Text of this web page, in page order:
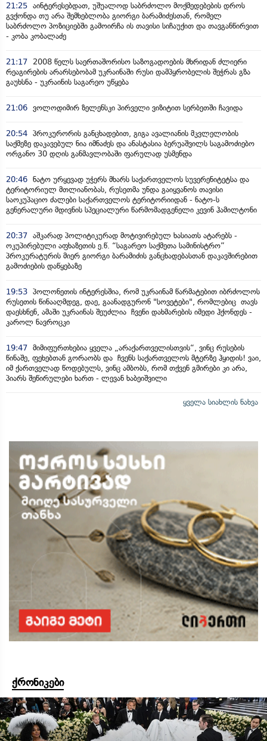
21:25 აინტერესებდათ, უშუალოდ საბრძოლო მოქმედებების დროს
გვქონდა თუ არა შემხებლობა გიორგი ბარამიძესთან, რომელ
საბრძოლო პოზიციებში გამოირჩა ის თავისი სიჩაუქით და თავგანწირვით
- კობა კობალაძე
21:17
2008 წელს საერთაშორისო საზოგადოების მხრიდან ძლიერი
რეაგირების არარსებობამ უკრაინაში რუსი დამპყრობელის შეჭრას გზა
გაუხსნა - უკრაინის საგარეო უწყება
21:06 ვოლოდიმირ ზელენსკი პირველი ვიზიტით სერბეთში ჩავიდა
20:54 პროკურორის განცხადებით, გიგა ავალიანის მკვლელობის
საქმეზე დაკავებულ ნია იმნაძეს და ანასტასია ბერუაშვილს საგამოძიებო
ორგანო 30 დღის განმავლობაში ფარულად უსმენდა
20:46 ნატო ურყევად უჭერს მხარს საქართველოს სუვერენიტეტსა და
ტერიტორიულ მთლიანობას, რუსეთმა უნდა გაიყვანოს თავისი
საოკუპაციო ძალები საქართველოს ტერიტორიიდან - ნატო-ს
გენერალური მდივნის სპეციალური წარმომადგენელი კევინ ჰამილტონი
20:37 აშკარად პოლიტიკურად მოტივირებულ ხასიათს ატარებს -
ოკუპირებული აფხაზეთის ე.წ. “საგარეო საქმეთა სამინისტრო”
პროკურატურის მიერ გიორგი ბარამიძის განცხადებასთან დაკავშირებით
გამოძიების დაწყებაზე
19:53 პოლონეთის ინტერესშია, რომ უკრაინამ წარმატებით იბრძოლოს
რუსეთის წინააღმდეგ, დაე, გაანადგურონ "სოვეტები", რომლებიც თავს
დაესხნენ, ამაში უკრაინას შეუძლია ჩვენი დახმარების იმედი ჰქონდეს -
კაროლ ნავროცკი
19:47 მიმიფურთხებია ყველა „არაქართველისთვის“, ვინც რუსების
წინაშე, ფეხებთან გორაობს და ჩვენს საქართველოს მტერზე ჰყიდის! ვაი,
იმ ქართველად წოდებულს, ვინც ამბობს, რომ თქვენ გმირები კი არა,
პიარს შეწირულები ხართ - ლევან ხაბეიშვილი
ყველა სიახლის ნახვა
ქრონიკები